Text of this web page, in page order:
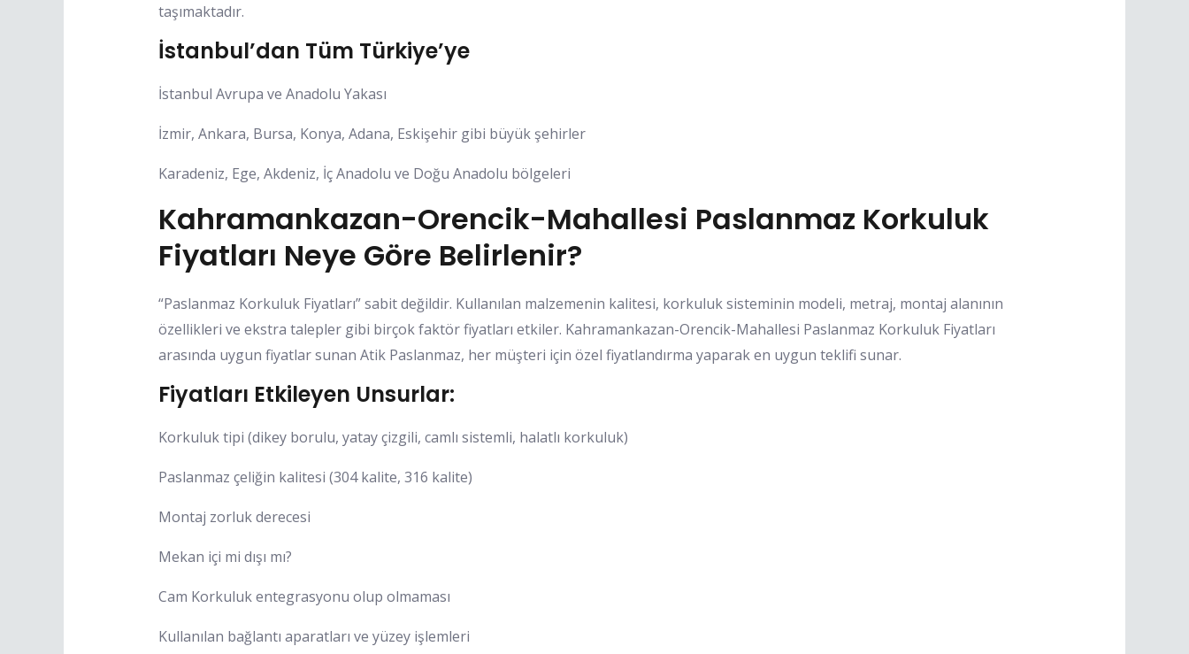
taşımaktadır.
İstanbul’dan Tüm Türkiye’ye
İstanbul Avrupa ve Anadolu Yakası
İzmir, Ankara, Bursa, Konya, Adana, Eskişehir gibi büyük şehirler
Karadeniz, Ege, Akdeniz, İç Anadolu ve Doğu Anadolu bölgeleri
Kahramankazan-Orencik-Mahallesi Paslanmaz Korkuluk
Fiyatları Neye Göre Belirlenir?
“Paslanmaz Korkuluk Fiyatları” sabit değildir. Kullanılan malzemenin kalitesi, korkuluk sisteminin modeli, metraj, montaj alanının
özellikleri ve ekstra talepler gibi birçok faktör fiyatları etkiler. Kahramankazan-Orencik-Mahallesi Paslanmaz Korkuluk Fiyatları
arasında uygun fiyatlar sunan Atik Paslanmaz, her müşteri için özel fiyatlandırma yaparak en uygun teklifi sunar.
Fiyatları Etkileyen Unsurlar:
Korkuluk tipi (dikey borulu, yatay çizgili, camlı sistemli, halatlı korkuluk)
Paslanmaz çeliğin kalitesi (304 kalite, 316 kalite)
Montaj zorluk derecesi
Mekan içi mi dışı mı?
Cam Korkuluk entegrasyonu olup olmaması
Kullanılan bağlantı aparatları ve yüzey işlemleri